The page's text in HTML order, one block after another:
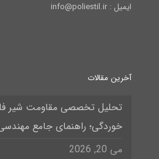
ایمیل : info@poliestil.ir
آخرین مقالات
تحلیل تخصصی مقاومت شیر
خوردگی؛ راهنمای جامع
می 20, 2026